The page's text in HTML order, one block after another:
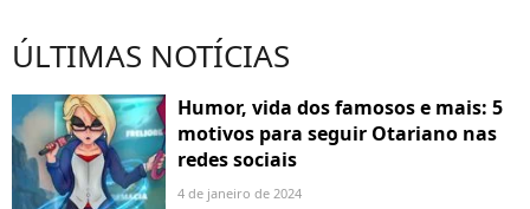
ÚLTIMAS NOTÍCIAS
Humor, vida dos famosos e mais: 5
motivos para seguir Otariano nas
redes sociais
4 de janeiro de 2024